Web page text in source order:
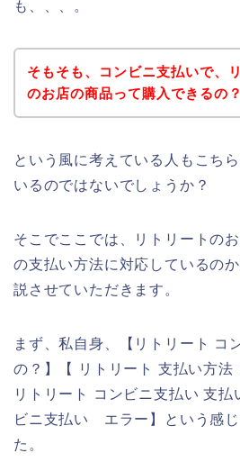
も、、、。
そもそも、コンビニ支払いで、
のお店の商品って購入できるの？
という風に考えている人もこち
いるのではないでしょうか？
そこでここでは、リトリートの
の支払い方法に対応しているの
説させていただきます。
まず、私自身、【リトリート
の？】【 リトリート 支払い方法
リトリート コンビニ支払い 支払
ビニ支払い エラー】という感
た。